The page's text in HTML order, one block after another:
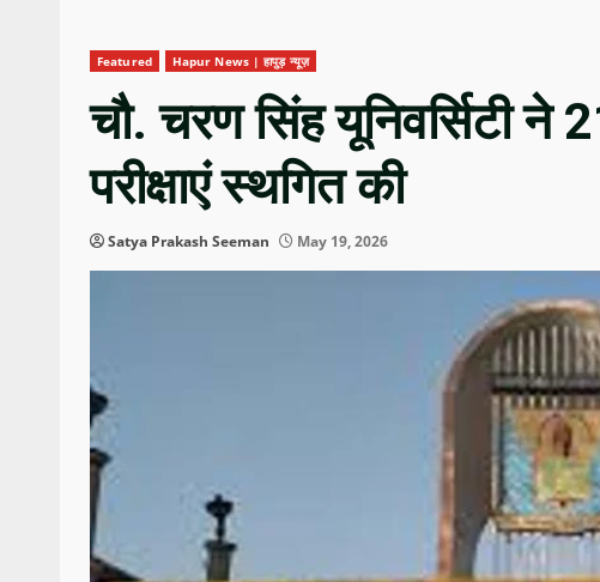
Featured Hapur News | हापुड़ न्यूज़
चौ. चरण सिंह यूनिवर्सिटी ने
परीक्षाएं स्थगित की
Satya Prakash Seeman May 19, 2026